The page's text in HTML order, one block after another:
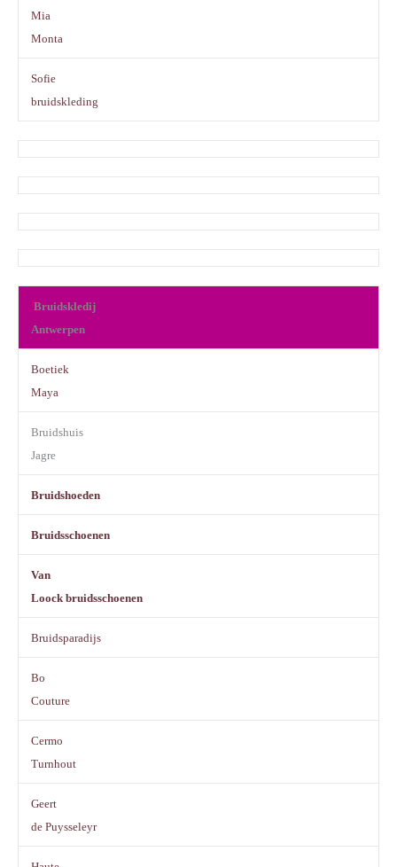
Mia
Monta
Sofie
bruidskleding
Bruidskledij
Antwerpen
Boetiek
Maya
Bruidshuis
Jagre
Bruidshoeden
Bruidsschoenen
Van
Loock bruidsschoenen
Bruidsparadijs
Bo
Couture
Cermo
Turnhout
Geert
de Puysseleyr